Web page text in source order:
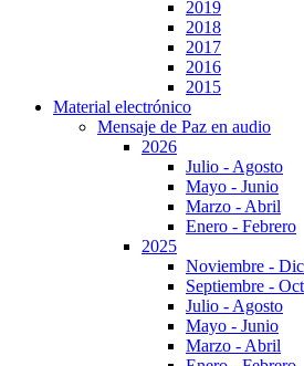
2019
2018
2017
2016
2015
Material electrónico
Mensaje de Paz en audio
2026
Julio - Agosto
Mayo - Junio
Marzo - Abril
Enero - Febrero
2025
Noviembre -
Septiembre -
Julio - Agosto
Mayo - Junio
Marzo - Abril